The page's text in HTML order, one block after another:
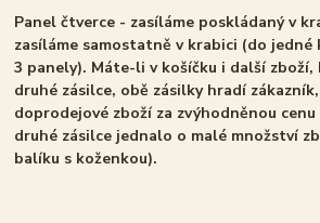
Panel čtverce - zasíláme poskládaný v
zasíláme samostatně v krabici (do jedné
3 panely). Máte-li v košíčku i další zboží,
druhé zásilce, obě zásilky hradí
doprodejové zboží za zvýhodněnou
druhé zásilce jednalo o malé množství
balíku s koženkou).